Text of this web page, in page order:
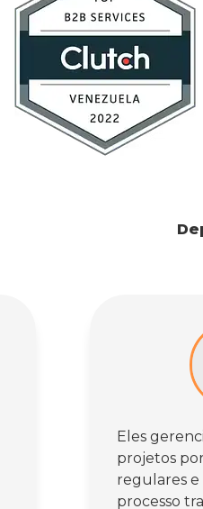
Eles
projetos
regulares
processo